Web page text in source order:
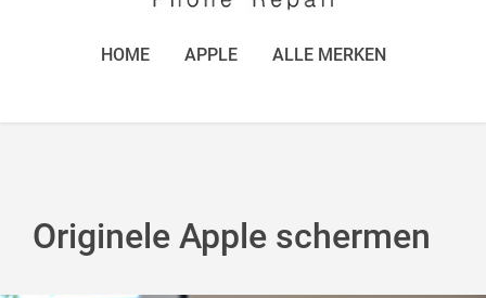
HOME APPLE ALLE MERKEN
Originele Apple schermen